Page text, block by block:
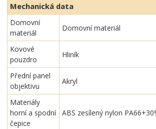
Mechanická data
Domovní
materiál
Domovní materiál
Kovové
pouzdro
Hliník
Přední panel
objektivu
Akryl
Materiály
horní a spodní
čepice
ABS zesílený nylon